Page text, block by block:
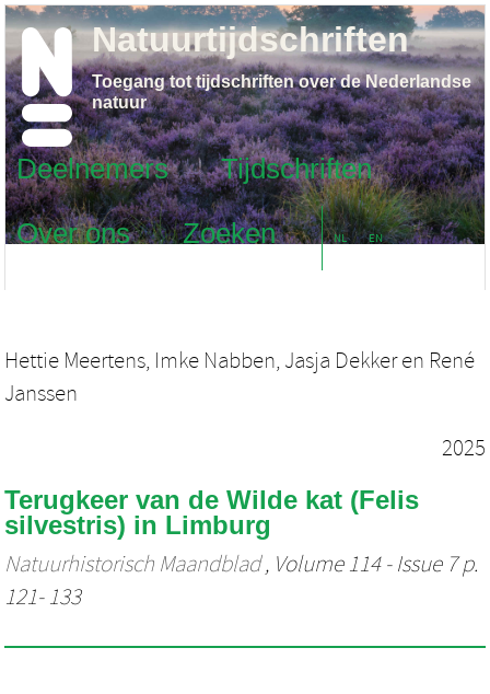
Deelnemers
Tijdschriften
Over ons
Zoeken NL EN
Natuurtijdschriften
Toegang tot tijdschriften over de Nederlandse
natuur
Hettie Meertens, Imke Nabben, Jasja Dekkeren René
Janssen
2025
Terugkeer van de Wilde kat (Felis
silvestris) in Limburg
Natuurhistorisch Maandblad, Volume 114 - Issue 7 p.
121- 133